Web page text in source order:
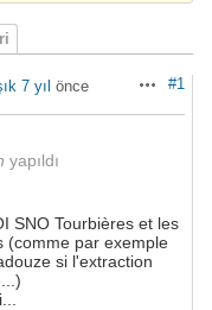
Aksiyonlar
#1
7 yıl önce
yapıldı
SNO Tourbières et les
(comme par exemple
si l'extraction